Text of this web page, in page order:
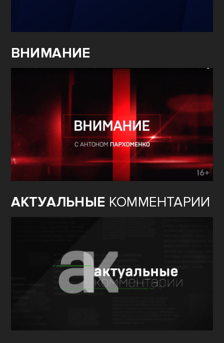
ВНИМАНИЕ
АКТУАЛЬНЫЕ КОММЕНТАРИИ